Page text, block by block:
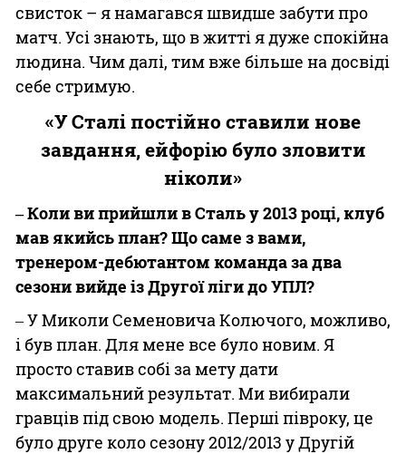
свисток – я намагався швидше забути про
матч. Усі знають, що в житті я дуже спокійна
людина. Чим далі, тим вже більше на досвіді
себе стримую.
«У Сталі постійно ставили нове
завдання, ейфорію було зловити
ніколи»
‒ Коли ви прийшли в Сталь у 2013 році, клуб
мав якийсь план? Що саме з вами,
тренером-дебютантом команда за два
сезони вийде із Другої ліги до УПЛ?
‒ У Миколи Семеновича Колючого, можливо,
і був план. Для мене все було новим. Я
просто ставив собі за мету дати
максимальний результат. Ми вибирали
гравців під свою модель. Перші півроку, це
було друге коло сезону 2012/2013 у Другій